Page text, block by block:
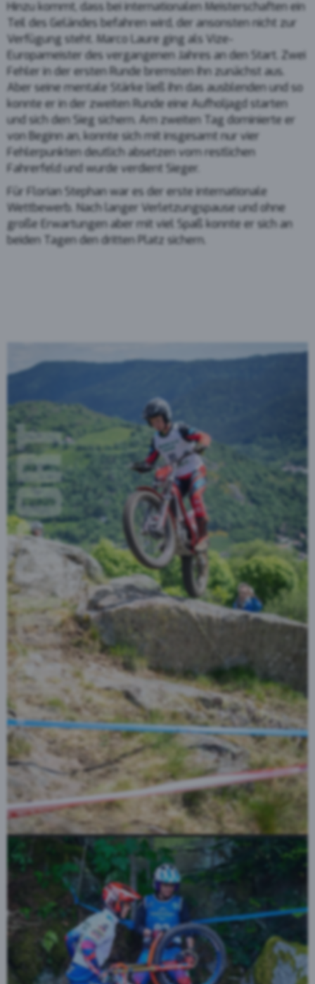
Hinzu kommt, dass bei internationalen Meisterschaften ein
Teil des Geländes befahren wird, der ansonsten nicht zur
Verfügung steht. Marco Laure ging als Vize-
Europameister des vergangenen Jahres an den Start. Zwei
Fehler in der ersten Runde bremsten ihn zunächst aus.
Aber seine mentale Stärke ließ ihn das ausblenden und so
konnte er in der zweiten Runde eine Aufholjagd starten
und sich den Sieg sichern. Am zweiten Tag dominierte er
von Beginn an, konnte sich mit insgesamt nur vier
Fehlerpunkten deutlich absetzen vom restlichen
Fahrerfeld und wurde verdient Sieger.
Für Florian Stephan war es der erste internationale
Wettbewerb. Nach langer Verletzungspause und ohne
große Erwartungen aber mit viel Spaß konnte er sich an
beiden Tagen den dritten Platz sichern.